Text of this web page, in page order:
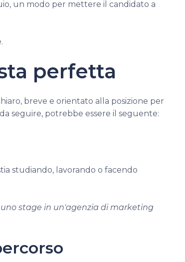
un modo per mettere il candidato a
perfetta
breve e orientato alla posizione per
seguire, potrebbe essere il seguente:
studiando, lavorando o facendo
stage in un'agenzia di marketing